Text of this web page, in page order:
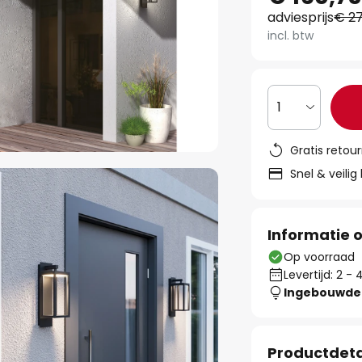
adviesprijs€
incl. btw
1
Gratis
Snel &
Informatie
Op voorraad
Levertijd: 2 -